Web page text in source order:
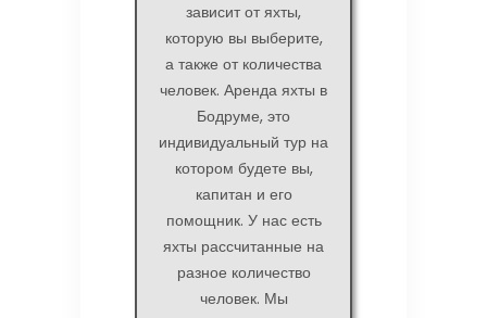
зависит от яхты,
которую вы выберите,
а также от количества
человек. Аренда яхты в
Бодруме, это
индивидуальный тур на
котором будете вы,
капитан и его
помощник. У нас есть
яхты рассчитанные на
разное количество
человек. Мы